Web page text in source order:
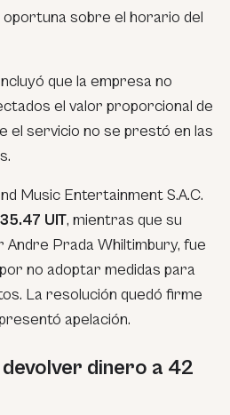
sobre el horario del
que la empresa no
el valor proporcional de
el servicio no se prestó en las
Music Entertainment S.A.C.
35.47 UIT, mientras que su
Prada Whiltimbury, fue
por no adoptar medidas para
La resolución quedó firme
apelación.
dinero a 42